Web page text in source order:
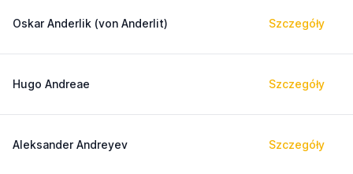
Oskar Anderlik (von Anderlit) Szczegóły
Hugo Andreae Szczegóły
Aleksander Andreyev Szczegóły